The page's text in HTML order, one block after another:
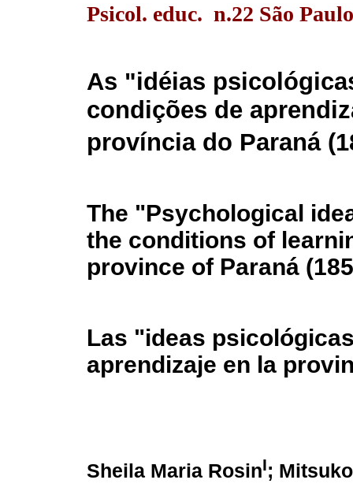
Psicol. educ. n.22 São
As "idéias
condições de
província do Paraná
The "Psychological
the conditions of
province of Paraná
Las "ideas
aprendizaje en la
Sheila Maria RosinI;